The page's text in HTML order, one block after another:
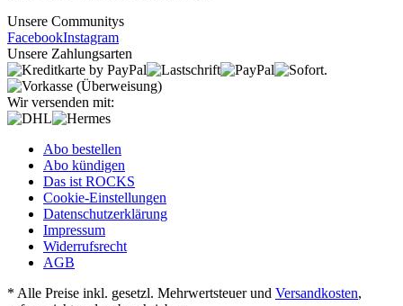
Unsere Communitys
FacebookInstagram
Unsere Zahlungsarten
Wir versenden mit:
Abo bestellen
Abo kündigen
Das ist ROCKS
Cookie-Einstellungen
Datenschutzerklärung
Impressum
Widerrufsrecht
AGB
* Alle Preise inkl. gesetzl. Mehrwertsteuer und Versandkosten,